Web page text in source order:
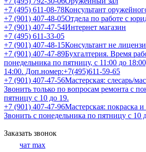
+7 (495) 611-08-78Консультант
+7 (901) 407-48-05Отдела по работе с
+7 (901) 407-47-54Интернет магазин
+7 (495) 611-33-05
+7 (901) 407-48-15Консультант не
+7 (901) 407-47-89Бухгалтерия. Время
понедельника по пятницу, с 11:00 до
14:00. Доп.номер:+7(495)611-59-65
+7 (901) 407-47-56Мастерская: слесарь/
Звонить только по вопросам ремонта с
пятницу с 10 до 19.
+7 (901) 407-47-96Мастерская: покраска и
Звонить с понедельника по пятницу с 10
Заказать звонок
чат max